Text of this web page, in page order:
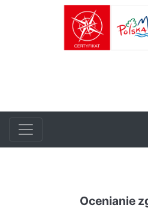
Ocenianie